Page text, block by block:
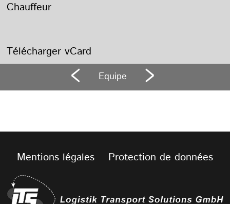
Chauffeur
Télécharger vCard
Equipe
Mentions légales Protection de données